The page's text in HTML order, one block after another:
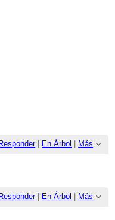
Responder| En Árbol Más
Responder| En Árbol Más